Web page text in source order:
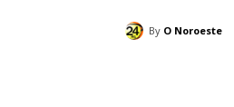
By O Noroeste